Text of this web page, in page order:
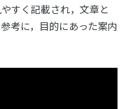
すく記載され，文章と
考に，目的にあった案内